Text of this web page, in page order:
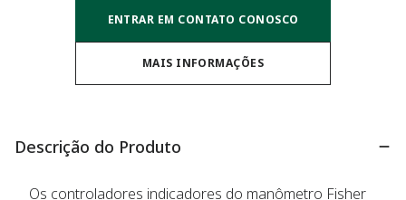
ENTRAR EM CONTATO CONOSCO
MAIS INFORMAÇÕES
Descrição do Produto
Os controladores indicadores do manômetro Fisher